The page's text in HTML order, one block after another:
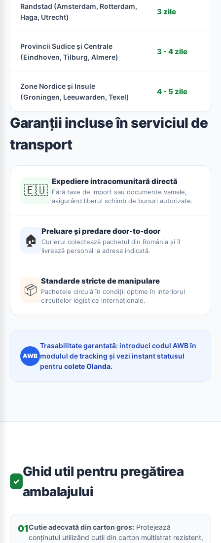
Randstad (Amsterdam, Rotterdam,
Haga, Utrecht)
3 zile
Provincii Sudice și Centrale
(Eindhoven, Tilburg, Almere)
3 - 4 zile
Zone Nordice și Insule
(Groningen, Leeuwarden, Texel)
4 - 5 zile
Garanții incluse în serviciul de
transport
🇪🇺
Expediere intracomunitară directă
Fără taxe de import sau documente vamale,
asigurând liberul schimb de bunuri autorizate.
🏠
Preluare și predare door-to-door
Curierul colectează pachetul din România și îl
livrează personal la adresa indicată.
📦
Standarde stricte de manipulare
Pachetele circulă în condiții optime în interiorul
circuitelor logistice internaționale.
AWB
Trasabilitate garantată: introduci codul AWB în
modulul de tracking și vezi instant statusul
pentru colete Olanda.
✓
Ghid util pentru pregătirea
ambalajului
01Cutie adecvată din carton gros: Protejează
conținutul utilizând cutii din carton multistrat rezistent,